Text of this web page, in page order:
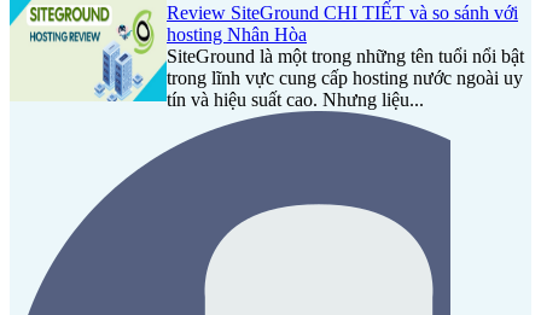
Review SiteGround CHI TIẾT và so sánh với
hosting Nhân Hòa
SiteGround là một trong những tên tuổi nổi bật
trong lĩnh vực cung cấp hosting nước ngoài uy
tín và hiệu suất cao. Nhưng liệu...